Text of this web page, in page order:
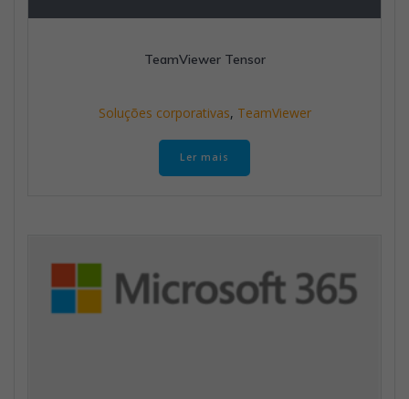
TeamViewer Tensor
Soluções corporativas, TeamViewer
Ler mais